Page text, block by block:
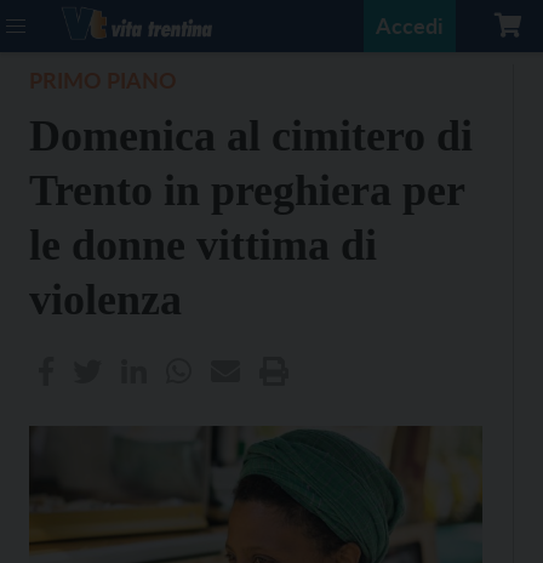
Accedi
Domenica al cimitero di
Trento in preghiera per
le donne vittima di
violenza